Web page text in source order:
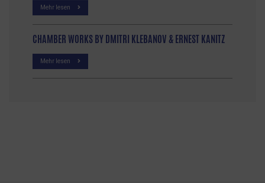
Mehr lesen
CHAMBER WORKS BY DMITRI KLEBANOV & ERNEST KANITZ
Mehr lesen